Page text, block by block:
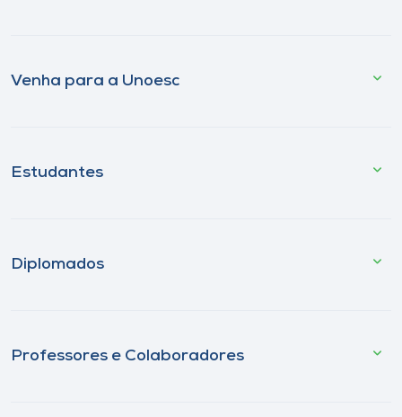
Venha para a Unoesc
Estudantes
Diplomados
Professores e Colaboradores